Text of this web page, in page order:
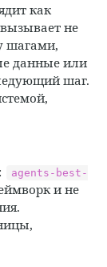
как
не
шагами,
данные или
шаг.
agents-best-
и не